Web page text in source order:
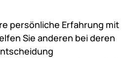
persönliche Erfahrung mit
Sie anderen bei deren